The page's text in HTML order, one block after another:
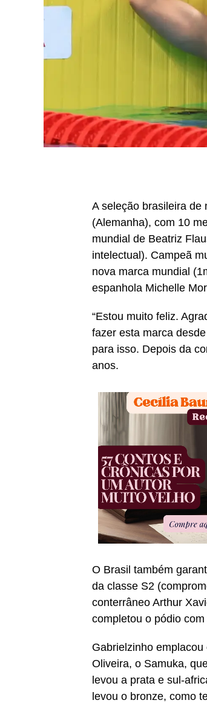
A seleção brasileira de
(Alemanha), com 10
mundial de Beatriz
intelectual). Campeã
nova marca mundial
espanhola Michelle
“Estou muito feliz.
fazer esta marca
para isso. Depois da
anos.
O Brasil também
da classe S2
conterrâneo Arthur
completou o pódio
Gabrielzinho
Oliveira, o Samuka,
levou a prata e sul-
levou o bronze, como